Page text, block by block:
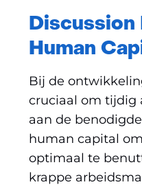
Discussion
Human
Bij de
cruciaal om tijdig
aan de
human capital
optimaal te
krappe